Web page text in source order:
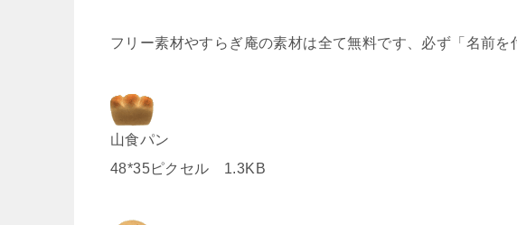
フリー素材やすらぎ庵の素材は全て無料です、必ず「名前を
山食パン
48*35ピクセル 1.3KB